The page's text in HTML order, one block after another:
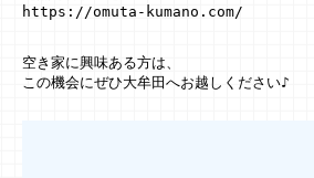
https://omuta-kumano.com/
空き家に興味ある方は、